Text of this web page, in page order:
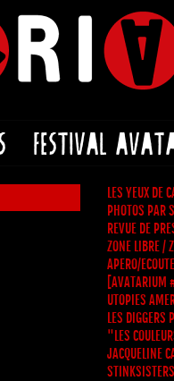
FESTIVAL
LES YEUX
PHOTOS PAR
REVUE DE
ZONE LIBRE /
APERO/
[AVATARIUM
UTOPIES
LES
"LES
JACQUELINE
STINKSISTERS